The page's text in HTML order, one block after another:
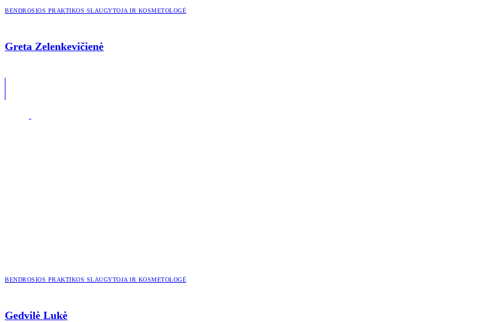
BENDROSIOS PRAKTIKOS SLAUGYTOJA IR KOSMETOLOGĖ
Greta Zelenkevičienė
BENDROSIOS PRAKTIKOS SLAUGYTOJA IR KOSMETOLOGĖ
Gedvilė Lukė